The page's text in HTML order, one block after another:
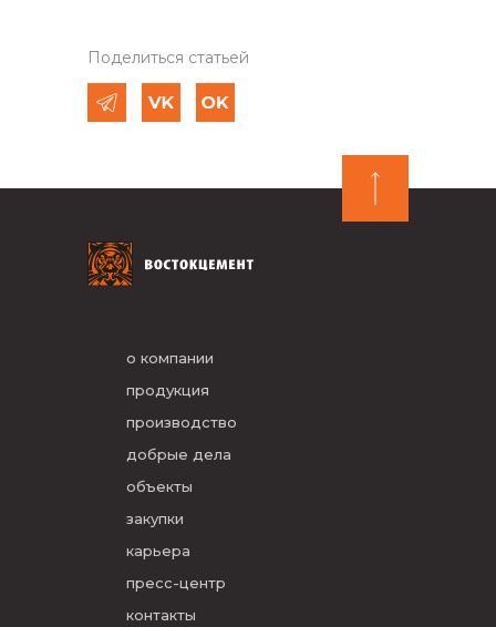
Поделиться статьей
о компании
продукция
производство
добрые дела
объекты
закупки
карьера
пресс-центр
контакты